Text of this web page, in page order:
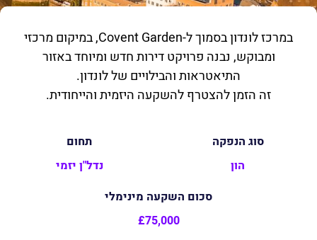
במרכז לונדון בסמוך ל-Covent Garden, במיקום מרכזי
ומבוקש, נבנה פרויקט דירות חדש ומיוחד באזור
התיאטראות והבילויים של לונדון.
זה הזמן להצטרף להשקעה היזמית והייחודית.
סוג הנפקה
הון
תחום
נדל"ן יזמי
סכום השקעה מינימלי
£75,000